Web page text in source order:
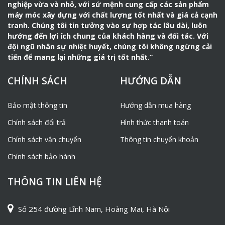
Rủi ro máy móc, ăn mòn ma sát cao nếu không thực
hiện bôi trơn động cơ thường xuyên.
nghiệp vừa và nhỏ, với sứ mệnh cung cấp các sản phẩm
máy móc xây dựng với chất lượng tốt nhất và giá cả cạnh
tranh. Chúng tôi tin tưởng vào sự hợp tác lâu dài, luôn
hướng đến lợi ích chung của khách hàng và đối tác. Với
đội ngũ nhân sự nhiệt huyết, chúng tôi không ngừng cải
tiến để mang lại những giá trị tốt nhất.”
CHÍNH SÁCH
Bảo mật thông tin
Chính sách đổi trả
Chính sách vận chuyển
Chính sách bảo hành
HƯỚNG DẪN
Hướng dẫn mua hàng
Hình thức thanh toán
Thông tin chuyển khoản
THÔNG TIN LIÊN HỆ
Số 254 đường Lĩnh Nam, Hoàng Mai, Hà Nội